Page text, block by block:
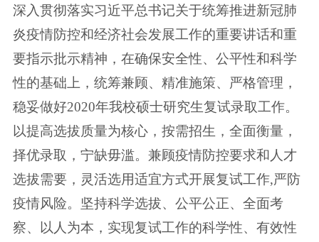
深入贯彻落实习近平总书记关于统筹推进新冠肺
炎疫情防控和经济社会发展工作的重要讲话和重
要指示批示精神，在确保安全性、公平性和科学
性的基础上，统筹兼顾、精准施策、严格管理，
稳妥做好2020年我校硕士研究生复试录取工作。
以提高选拔质量为核心，按需招生，全面衡量，
择优录取，宁缺毋滥。兼顾疫情防控要求和人才
选拔需要，灵活选用适宜方式开展复试工作,严防
疫情风险。坚持科学选拔、公平公正、全面考
察、以人为本，实现复试工作的科学性、有效性